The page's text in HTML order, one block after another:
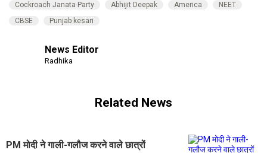
Cockroach Janata Party Abhijit Deepak America
NEET
CBSE
Punjab kesari
News Editor
Radhika
Related News
PM मोदी ने गाली-गलौज करने वाले छात्रों